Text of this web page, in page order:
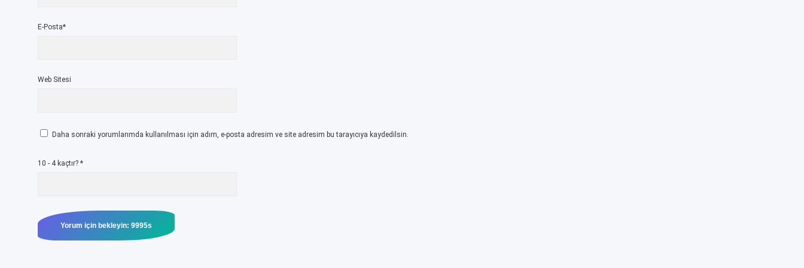
E-Posta*
Web Sitesi
Daha sonraki yorumlarımda kullanılması için adım, e-posta adresim ve site adresim bu tarayıcıya kaydedilsin.
10 - 4 kaçtır? *